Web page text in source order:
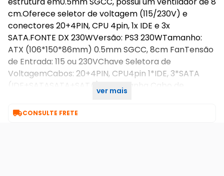
cm.Oferece seletor de voltagem (115/230V) e
conectores 20+4PIN, CPU 4pin, 1x IDE e 3x
SATA.FONTE DX 230WVersão: PS3 230WTamanho:
ATX (106*150*86mm) 0.5mm SGCC, 8cm FanTensão
de Entrada: 115 ou 230VChave Seletora de
VoltagemCabos: 20+4PIN, CPU4pin 1*IDE, 3*SATA
(IDE+SATASATA+SATA)Acompanha Cabo de
ver mais
CONSULTE FRETE